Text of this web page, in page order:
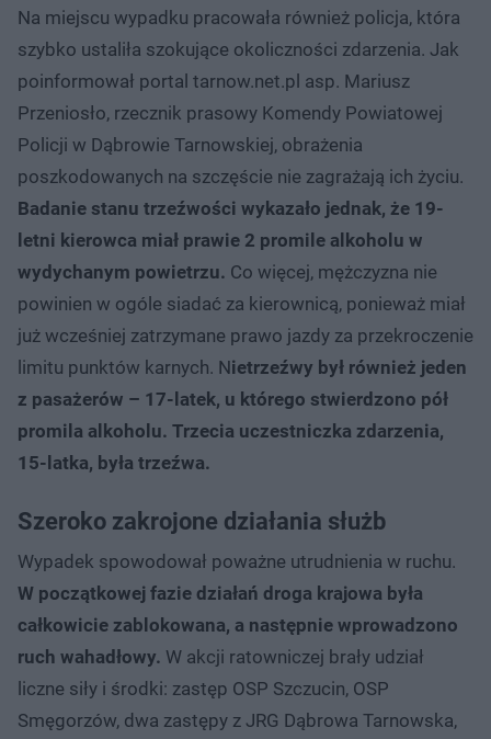
Na miejscu wypadku pracowała również policja, która
szybko ustaliła szokujące okoliczności zdarzenia. Jak
poinformował portal tarnow.net.pl asp. Mariusz
Przeniosło, rzecznik prasowy Komendy Powiatowej
Policji w Dąbrowie Tarnowskiej, obrażenia
poszkodowanych na szczęście nie zagrażają ich życiu.
Badanie stanu trzeźwości wykazało jednak, że 19-
letni kierowca miał prawie 2 promile alkoholu w
wydychanym powietrzu. Co więcej, mężczyzna nie
powinien w ogóle siadać za kierownicą, ponieważ miał
już wcześniej zatrzymane prawo jazdy za przekroczenie
limitu punktów karnych. Nietrzeźwy był również jeden
z pasażerów – 17-latek, u którego stwierdzono pół
promila alkoholu. Trzecia uczestniczka zdarzenia,
15-latka, była trzeźwa.
Szeroko zakrojone działania służb
Wypadek spowodował poważne utrudnienia w ruchu.
W początkowej fazie działań droga krajowa była
całkowicie zablokowana, a następnie wprowadzono
ruch wahadłowy. W akcji ratowniczej brały udział
liczne siły i środki: zastęp OSP Szczucin, OSP
Smęgorzów, dwa zastępy z JRG Dąbrowa Tarnowska,